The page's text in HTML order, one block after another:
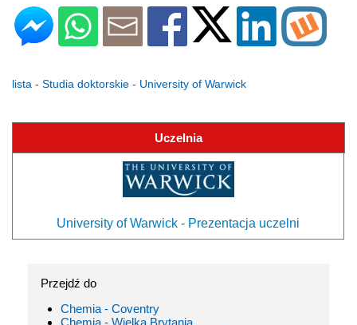
lista - Studia doktorskie - University of Warwick
Uczelnia
University of Warwick - Prezentacja uczelni
Przejdź do
Chemia - Coventry
Chemia - Wielka Brytania